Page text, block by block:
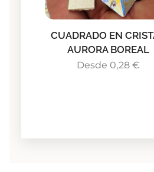
CUADRADO EN
AURORA BOREAL
Desde 0,28€